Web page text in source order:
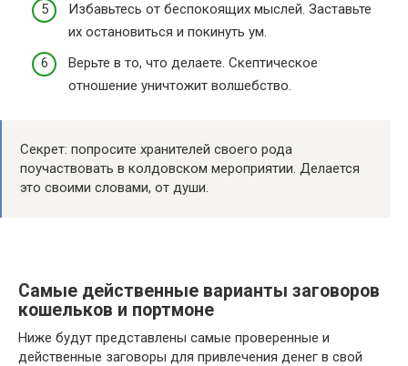
Избавьтесь от беспокоящих мыслей. Заставьте
их остановиться и покинуть ум.
Верьте в то, что делаете. Скептическое
отношение уничтожит волшебство.
Секрет: попросите хранителей своего рода
поучаствовать в колдовском мероприятии. Делается
это своими словами, от души.
Самые действенные варианты заговоров
кошельков и портмоне
Ниже будут представлены самые проверенные и
действенные заговоры для привлечения денег в свой